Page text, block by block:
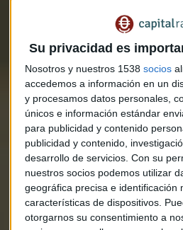
Su privacidad es
Nosotros y nuestros 1538 socios
accedemos a información en un
y procesamos datos personales,
únicos e información estándar
para publicidad y contenido
publicidad y contenido,
desarrollo de servicios. Con su
nuestros socios podemos utilizar
geográfica precisa e identificación
características de dispositivos.
otorgarnos su consentimiento a